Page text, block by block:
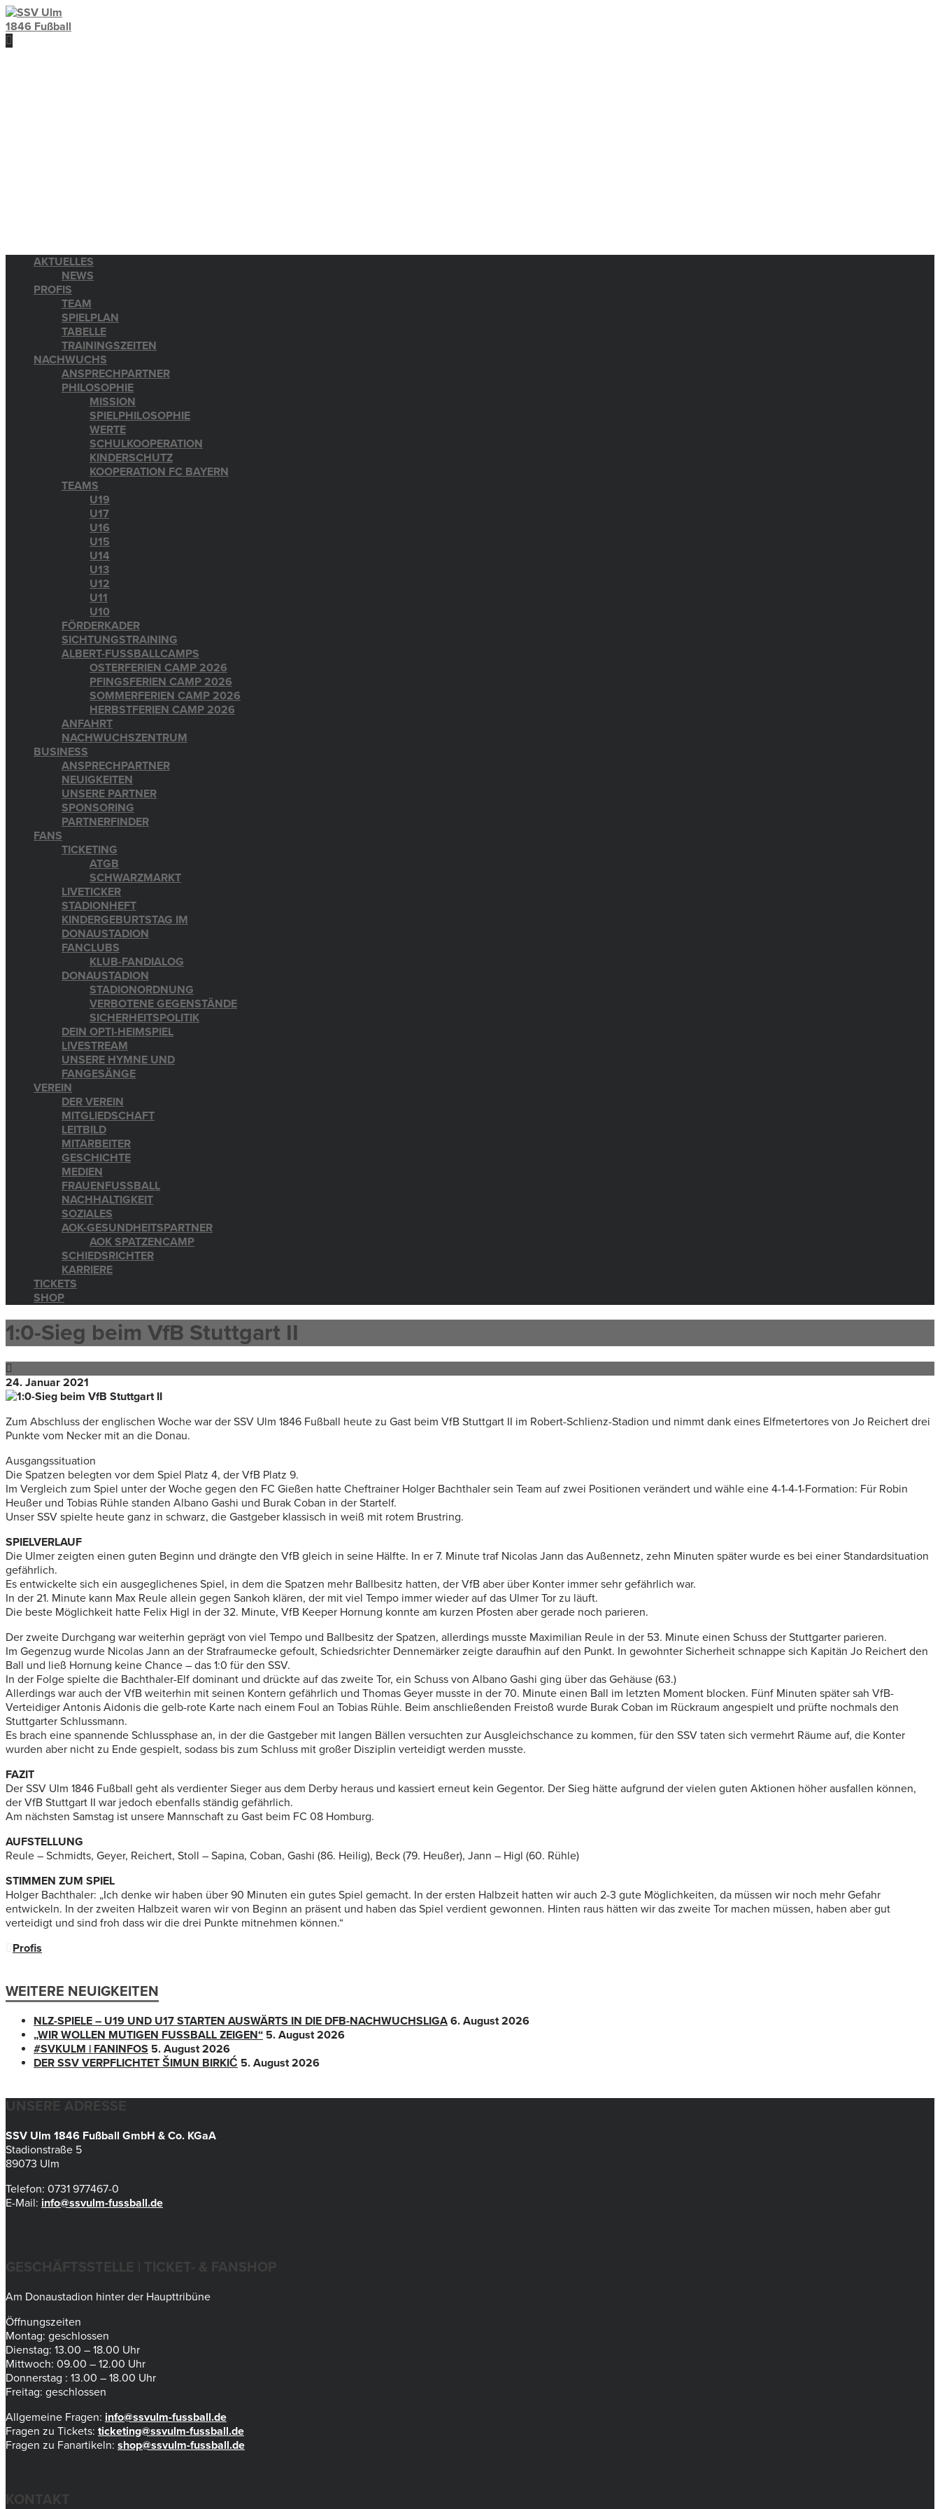
AKTUELLES
NEWS
PROFIS
TEAM
SPIELPLAN
TABELLE
TRAININGSZEITEN
NACHWUCHS
ANSPRECHPARTNER
PHILOSOPHIE
MISSION
SPIELPHILOSOPHIE
WERTE
SCHULKOOPERATION
KINDERSCHUTZ
KOOPERATION FC BAYERN
TEAMS
U19
U17
U16
U15
U14
U13
U12
U11
U10
FÖRDERKADER
SICHTUNGSTRAINING
ALBERT-FUSSBALLCAMPS
OSTERFERIEN CAMP 2026
PFINGSFERIEN CAMP 2026
SOMMERFERIEN CAMP 2026
HERBSTFERIEN CAMP 2026
ANFAHRT
NACHWUCHSZENTRUM
BUSINESS
ANSPRECHPARTNER
NEUIGKEITEN
UNSERE PARTNER
SPONSORING
PARTNERFINDER
FANS
TICKETING
ATGB
SCHWARZMARKT
LIVETICKER
STADIONHEFT
KINDERGEBURTSTAG IM
DONAUSTADION
FANCLUBS
KLUB-FANDIALOG
DONAUSTADION
STADIONORDNUNG
VERBOTENE GEGENSTÄNDE
SICHERHEITSPOLITIK
DEIN OPTI-HEIMSPIEL
LIVESTREAM
UNSERE HYMNE UND
FANGESÄNGE
VEREIN
DER VEREIN
MITGLIEDSCHAFT
LEITBILD
MITARBEITER
GESCHICHTE
MEDIEN
FRAUENFUSSBALL
NACHHALTIGKEIT
SOZIALES
AOK-GESUNDHEITSPARTNER
AOK SPATZENCAMP
SCHIEDSRICHTER
KARRIERE
TICKETS
SHOP
1:0-Sieg beim VfB Stuttgart II
24. Januar 2021
Zum Abschluss der englischen Woche war der SSV Ulm 1846 Fußball heute zu Gast beim VfB Stuttgart II im Robert-Schlienz-Stadion und nimmt dank eines Elfmetertores von Jo Reichert drei
Punkte vom Necker mit an die Donau.
Ausgangssituation
Die Spatzen belegten vor dem Spiel Platz 4, der VfB Platz 9.
Im Vergleich zum Spiel unter der Woche gegen den FC Gießen hatte Cheftrainer Holger Bachthaler sein Team auf zwei Positionen verändert und wähle eine 4-1-4-1-Formation: Für Robin
Heußer und Tobias Rühle standen Albano Gashi und Burak Coban in der Startelf.
Unser SSV spielte heute ganz in schwarz, die Gastgeber klassisch in weiß mit rotem Brustring.
SPIELVERLAUF
Die Ulmer zeigten einen guten Beginn und drängte den VfB gleich in seine Hälfte. In er 7. Minute traf Nicolas Jann das Außennetz, zehn Minuten später wurde es bei einer Standardsituation
gefährlich.
Es entwickelte sich ein ausgeglichenes Spiel, in dem die Spatzen mehr Ballbesitz hatten, der VfB aber über Konter immer sehr gefährlich war.
In der 21. Minute kann Max Reule allein gegen Sankoh klären, der mit viel Tempo immer wieder auf das Ulmer Tor zu läuft.
Die beste Möglichkeit hatte Felix Higl in der 32. Minute, VfB Keeper Hornung konnte am kurzen Pfosten aber gerade noch parieren.
Der zweite Durchgang war weiterhin geprägt von viel Tempo und Ballbesitz der Spatzen, allerdings musste Maximilian Reule in der 53. Minute einen Schuss der Stuttgarter parieren.
Im Gegenzug wurde Nicolas Jann an der Strafraumecke gefoult, Schiedsrichter Dennemärker zeigte daraufhin auf den Punkt. In gewohnter Sicherheit schnappe sich Kapitän Jo Reichert den
Ball und ließ Hornung keine Chance – das 1:0 für den SSV.
In der Folge spielte die Bachthaler-Elf dominant und drückte auf das zweite Tor, ein Schuss von Albano Gashi ging über das Gehäuse (63.)
Allerdings war auch der VfB weiterhin mit seinen Kontern gefährlich und Thomas Geyer musste in der 70. Minute einen Ball im letzten Moment blocken. Fünf Minuten später sah VfB-
Verteidiger Antonis Aidonis die gelb-rote Karte nach einem Foul an Tobias Rühle. Beim anschließenden Freistoß wurde Burak Coban im Rückraum angespielt und prüfte nochmals den
Stuttgarter Schlussmann.
Es brach eine spannende Schlussphase an, in der die Gastgeber mit langen Bällen versuchten zur Ausgleichschance zu kommen, für den SSV taten sich vermehrt Räume auf, die Konter
wurden aber nicht zu Ende gespielt, sodass bis zum Schluss mit großer Disziplin verteidigt werden musste.
FAZIT
Der SSV Ulm 1846 Fußball geht als verdienter Sieger aus dem Derby heraus und kassiert erneut kein Gegentor. Der Sieg hätte aufgrund der vielen guten Aktionen höher ausfallen können,
der VfB Stuttgart II war jedoch ebenfalls ständig gefährlich.
Am nächsten Samstag ist unsere Mannschaft zu Gast beim FC 08 Homburg.
AUFSTELLUNG
Reule – Schmidts, Geyer, Reichert, Stoll – Sapina, Coban, Gashi (86. Heilig), Beck (79. Heußer), Jann – Higl (60. Rühle)
STIMMEN ZUM SPIEL
Holger Bachthaler: „Ich denke wir haben über 90 Minuten ein gutes Spiel gemacht. In der ersten Halbzeit hatten wir auch 2-3 gute Möglichkeiten, da müssen wir noch mehr Gefahr
entwickeln. In der zweiten Halbzeit waren wir von Beginn an präsent und haben das Spiel verdient gewonnen. Hinten raus hätten wir das zweite Tor machen müssen, haben aber gut
verteidigt und sind froh dass wir die drei Punkte mitnehmen können.“
Profis
WEITERE NEUIGKEITEN
NLZ-SPIELE – U19 UND U17 STARTEN AUSWÄRTS IN DIE DFB-NACHWUCHSLIGA 6. August 2026
„WIR WOLLEN MUTIGEN FUSSBALL ZEIGEN“
5. August 2026
#SVKULM | FANINFOS 5. August 2026
DER SSV VERPFLICHTET ŠIMUN BIRKIĆ 5. August 2026
UNSERE ADRESSE
SSV Ulm 1846 Fußball GmbH & Co. KGaA
Stadionstraße 5
89073 Ulm
Telefon: 0731 977467-0
E-Mail: info@ssvulm-fussball.de
GESCHÄFTSSTELLE | TICKET- & FANSHOP
Am Donaustadion hinter der Haupttribüne
Öffnungszeiten
Montag: geschlossen
Dienstag: 13.00 – 18.00 Uhr
Mittwoch: 09.00 – 12.00 Uhr
Donnerstag : 13.00 – 18.00 Uhr
Freitag: geschlossen
Allgemeine Fragen: info@ssvulm-fussball.de
Fragen zu Tickets: ticketing@ssvulm-fussball.de
Fragen zu Fanartikeln: shop@ssvulm-fussball.de
KONTAKT